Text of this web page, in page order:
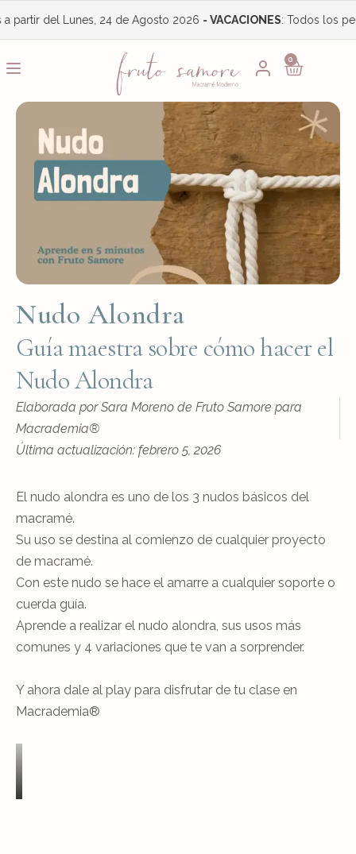
Lunes, 24 de Agosto 2026 - VACACIONES: Todos los pedidos
0
Nudo Alondra
Guía maestra sobre cómo hacer el
Nudo Alondra
Elaborada por Sara Moreno de Fruto Samore para
Macrademia®
Última actualización: febrero 5, 2026
El nudo alondra es uno de los 3 nudos básicos del
macramé.
Su uso se destina al comienzo de cualquier proyecto
de macramé.
Con este nudo se hace el amarre a cualquier soporte o
cuerda guía.
Aprende a realizar el nudo alondra, sus usos más
comunes y 4 variaciones que te van a sorprender.
Y ahora dale al play para disfrutar de tu clase en
Macrademia®